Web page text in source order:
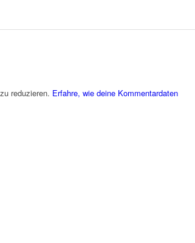
reduzieren. Erfahre, wie deine Kommentardaten